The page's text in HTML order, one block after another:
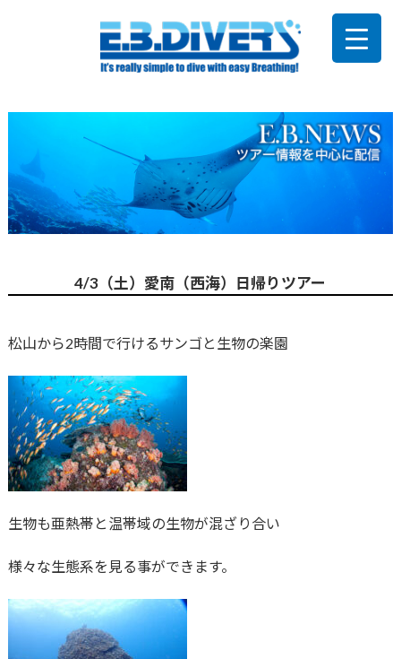
4/3（土）愛南（西海）日帰りツアー
松山から2時間で行けるサンゴと生物の楽園
生物も亜熱帯と温帯域の生物が混ざり合い
様々な生態系を見る事ができます。